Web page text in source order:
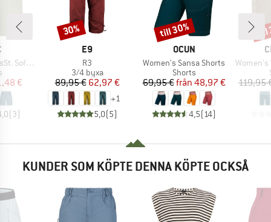
Light
pris
€
(3)
VARUMÄRKE
E9
Produkter
R3
Produktgrupp
3/4 byxa
Pris
89,95 €Reducerat pris
62,97 €
+1
5,0(5)
Rabatt
30%
VARUMÄRKE
OCUN
Produkter
Women's Sansa Shorts
Produktgrupp
Shorts
Pris
69,95 € Reducerat pris
från 48,97 €
4,5(14)
Rabatt
till 30%
Produkter
Women's
119,95
KUNDER SOM KÖPTE DENNA KÖPTE OCKSÅ